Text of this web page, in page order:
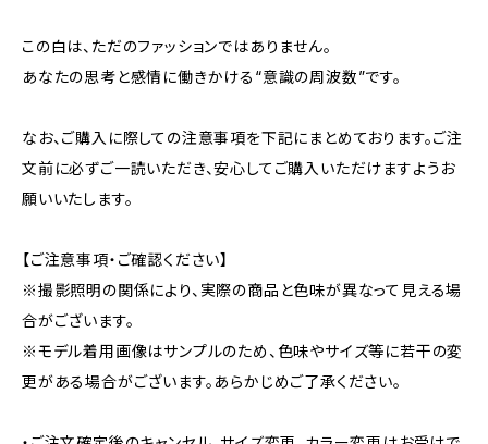
この白は、ただのファッションではありません。
あなたの思考と感情に働きかける“意識の周波数”です。
なお、ご購入に際しての注意事項を下記にまとめております。ご注
文前に必ずご一読いただき、安心してご購入いただけますようお
願いいたします。
【ご注意事項・ご確認ください】
※撮影照明の関係により、実際の商品と色味が異なって見える場
合がございます。
※モデル着用画像はサンプルのため、色味やサイズ等に若干の変
更がある場合がございます。あらかじめご了承ください。